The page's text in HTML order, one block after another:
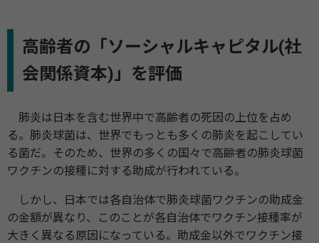
高齢者の「ソーシャルキャピタル(社
会関係資本)」を評価
肺炎は日本を含む世界中で高齢者の死因の上位を占め
る。肺炎球菌は、世界でもっとも多くの肺炎を起こしてい
る菌だ。そのため、世界の多くの国々で高齢者の肺炎球菌
ワクチンの接種に対する助成が行われている。
しかし、日本では各自治体で肺炎球菌ワクチンの助成金
の金額が異なり、このことが各自治体でワクチン接種率が
大きく異なる原因になっている。助成金以外でワクチン接